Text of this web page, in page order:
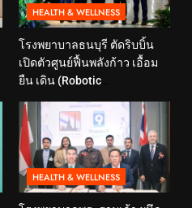
HEALTH & WELLNESS
โรงพยาบาลธนบุรี ตัดริบบิ้น
เปิดตัวศูนย์ฟื้นพลังก้าว เอื้อม
ยืน เดิน (Robotic
Rehabilitation Center) นำ
เทคโนโลยีสุดล้ำ หุ่นยนต์ฝึก
เดิน มาเพิ่มประสิทธิภาพ
HEALTH & WELLNESS